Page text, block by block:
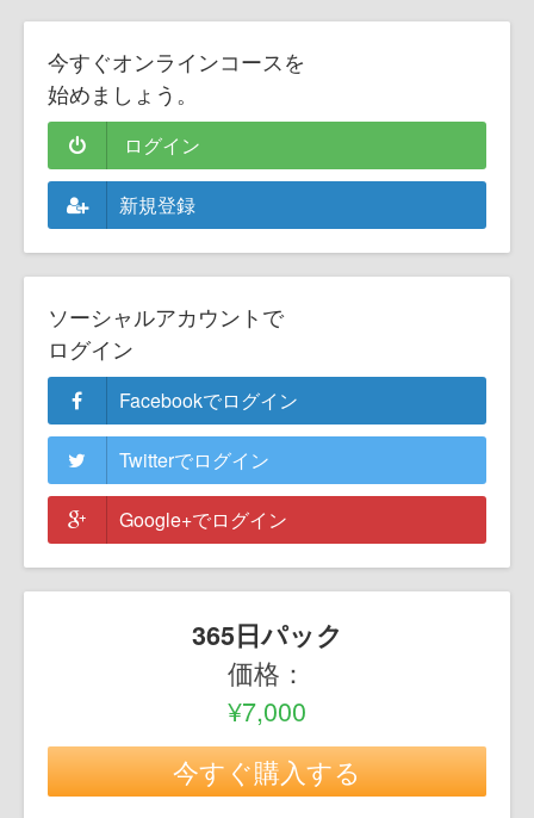
今すぐオンラインコースを
始めましょう。
ログイン
新規登録
ソーシャルアカウントで
ログイン
Facebookでログイン
Twitterでログイン
Google+でログイン
365日パック
価格：
¥7,000
今すぐ購入する